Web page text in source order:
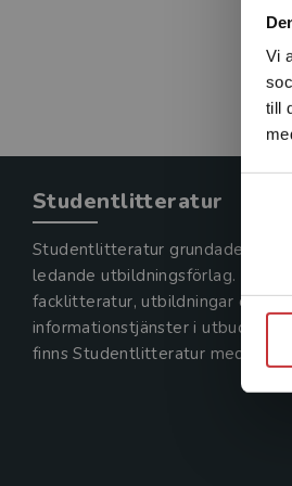
Vi
till
Studentlitteratur
Studentlitteratur grundades
ledande utbildningsförlag. Med
facklitteratur, utbildningar och
informationstjänster i utbudet,
finns Studentlitteratur med längs